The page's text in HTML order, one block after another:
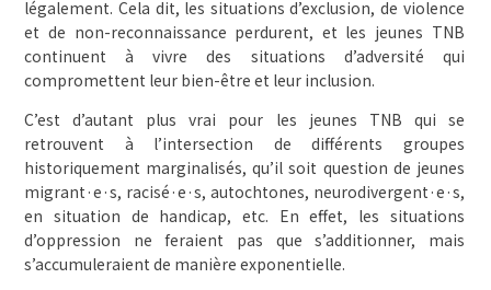
légalement. Cela dit, les situations d’exclusion, de violence
et de non-reconnaissance perdurent, et les jeunes TNB
continuent à vivre des situations d’adversité qui
compromettent leur bien-être et leur inclusion.
C’est d’autant plus vrai pour les jeunes TNB qui se
retrouvent à l’intersection de différents groupes
historiquement marginalisés, qu’il soit question de jeunes
migrant·e·s, racisé·e·s, autochtones, neurodivergent·e·s,
en situation de handicap, etc. En effet, les situations
d’oppression ne feraient pas que s’additionner, mais
s’accumuleraient de manière exponentielle.